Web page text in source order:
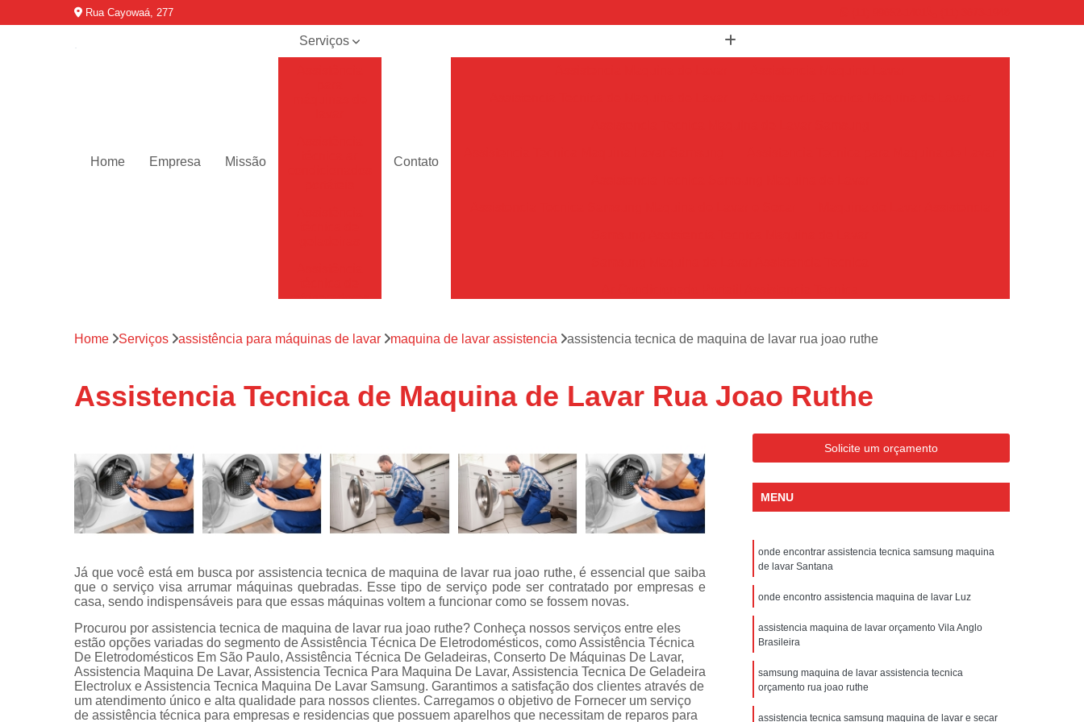
Rua Cayowaá, 277
Home Empresa Missão
Serviços
refrigeradores
técnica de
técnicas de
fogão
técnicas de
microondas
Conserto de
máquinas de
lavar
adega
Consertos de
geladeiras
expositoras
Instalação de
fogões
Instalação de
máquinas de
Contato
Assistencia Tecnica Ar Condicionado Portatil
Assistencia Tecnica Ar Condicionado Portatil Philco
Assistencia Tecnica de Ar Condicionado Portatil
Assistencia Tecnica de Ar Condicionado Portatil Philco
Assistencia Tecnica em Ar Condicionado Portatil
Assistencia Tecnica para Ar Condicionado Portatil
Assistencia Tecnica de Geladeira Electrolux
Assistencia Tecnica Electrolux Geladeira
Assistencia Tecnica Geladeira
Assistencia Tecnica Geladeira Electrolux
Electrolux Assistencia Tecnica Geladeira
Electrolux Geladeira Assistencia Tecnica
Geladeira Assistencia Tecnica
Geladeira Electrolux Assistencia Tecnica
Assistencia Tecnica de Refrigerador
Assistencia Tecnica de Refrigerador Electrolux
Assistencia Tecnica Electrolux Refrigerador
Home Serviços assistência para máquinas de lavar maquina de lavar assistencia assistencia tecnica de maquina de lavar rua joao ruthe
Assistencia Tecnica de Maquina de Lavar Rua Joao Ruthe
Já que você está em busca por assistencia tecnica de maquina de lavar rua joao ruthe, é essencial que saiba
que o serviço visa arrumar máquinas quebradas. Esse tipo de serviço pode ser contratado por empresas e
casa, sendo indispensáveis para que essas máquinas voltem a funcionar como se fossem novas.
Procurou por assistencia tecnica de maquina de lavar rua joao ruthe? Conheça nossos serviços entre eles
estão opções variadas do segmento de Assistência Técnica De Eletrodomésticos, como Assistência Técnica
De Eletrodomésticos Em São Paulo, Assistência Técnica De Geladeiras, Conserto De Máquinas De Lavar,
Assistencia Maquina De Lavar, Assistencia Tecnica Para Maquina De Lavar, Assistencia Tecnica De Geladeira
Electrolux e Assistencia Tecnica Maquina De Lavar Samsung. Garantimos a satisfação dos clientes através de
um atendimento único e alta qualidade para nossos clientes. Carregamos o objetivo de Fornecer um serviço
de assistência técnica para empresas e residencias que possuem aparelhos que necessitam de reparos para
Solicite um orçamento
MENU
onde encontrar assistencia tecnica samsung maquina
de lavar Santana
onde encontro assistencia maquina de lavar Luz
assistencia maquina de lavar orçamento Vila Anglo
Brasileira
samsung maquina de lavar assistencia tecnica
orçamento rua joao ruthe
assistencia tecnica samsung maquina de lavar e secar